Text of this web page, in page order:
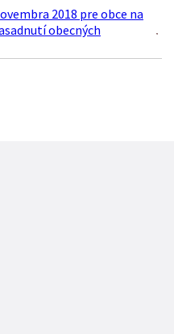
2018 pre obce na
obecných